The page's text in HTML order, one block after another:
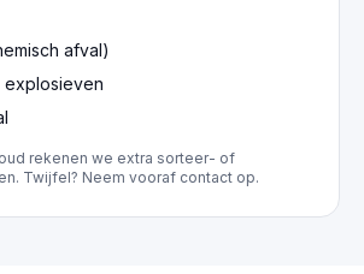
afval)
explosieven
rekenen we extra sorteer- of
Twijfel? Neem vooraf contact op.